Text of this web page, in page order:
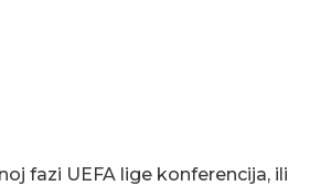
fazi UEFA lige konferencija, ili